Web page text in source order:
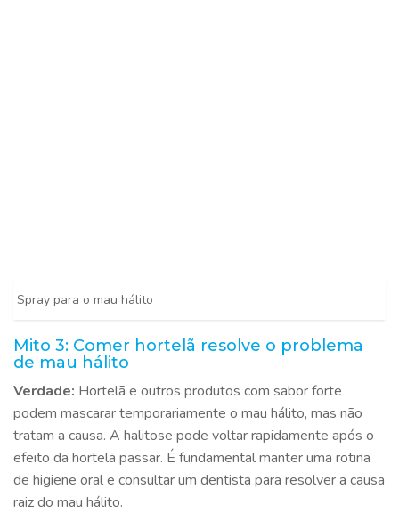
Spray para o mau hálito
Mito 3: Comer hortelã resolve o problema
de mau hálito
Verdade: Hortelã e outros produtos com sabor forte
podem mascarar temporariamente o mau hálito, mas não
tratam a causa. A halitose pode voltar rapidamente após o
efeito da hortelã passar. É fundamental manter uma rotina
de higiene oral e consultar um dentista para resolver a causa
raiz do mau hálito.